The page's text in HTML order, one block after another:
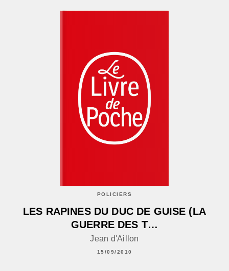
POLICIERS
LES RAPINES DU DUC DE GUISE (LA
GUERRE DES T…
Jean d'Aillon
15/09/2010